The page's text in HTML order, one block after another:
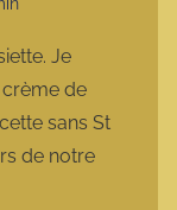
Je
de
sans St
de notre